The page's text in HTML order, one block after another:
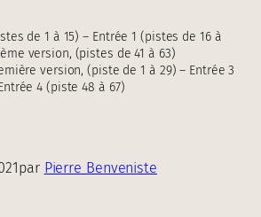
de 1 à 15) – Entrée 1 (pistes de 16 à
version, (pistes de 41 à 63)
version, (piste de 1 à 29) – Entrée 3
4 (piste 48 à 67)
par Pierre Benveniste